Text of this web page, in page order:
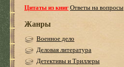
Цитаты из книгОтветы на вопросы
Жанры
Военное дело
Деловая литература
Детективы и Триллеры